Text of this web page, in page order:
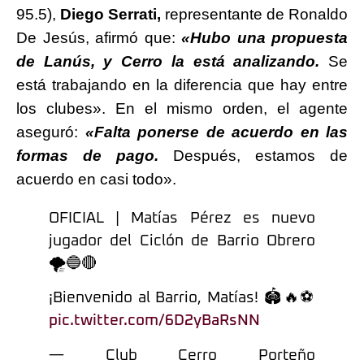
95.5), Diego Serrati, representante de Ronaldo
De Jesús, afirmó que: «Hubo una propuesta
de Lanús, y Cerro la está analizando. Se
está trabajando en la diferencia que hay entre
los clubes». En el mismo orden, el agente
aseguró: «Falta ponerse de acuerdo en las
formas de pago.
Después, estamos de
acuerdo en casi todo».
OFICIAL | Matías Pérez es nuevo
jugador del Ciclón de Barrio Obrero
🌪️🔵🔴
¡Bienvenido al Barrio, Matías! 🏟️🔥⚽
pic.twitter.com/6D2yBaRsNN
— Club Cerro Porteño